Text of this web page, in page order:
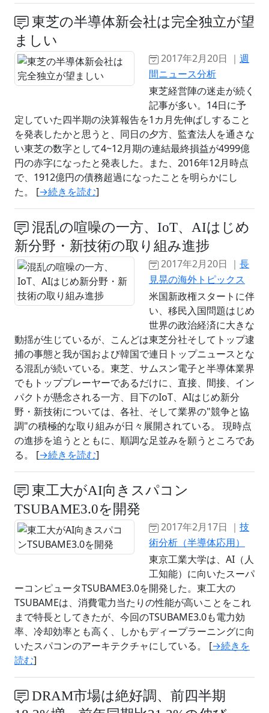
東芝の半導体新会社は完全独立が望
ましい
2017年2月20日 ｜ 週
間ニュース分析
東芝経営陣の迷走が続く
記事が多い。14日に予
定していた四半期の決算報告を1カ月先伸ばしすること
を発表したかと思うと、同日の夕方、監査法人を通さな
い東芝の数字として4~12月期の連結最終損益が4999億
円の赤字になったと発表した。また、2016年12月時点
で、1912億円の債務超過になったことを明らかにし
た。 [→続きを読む]
混乱の喧噪の一方、IoT、AIはじめ
新分野・新技術の取り組み進捗
2017年2月20日 ｜ 長
見晃の海外トピックス
米国新政権スタートに伴
い、移民入国問題はじめ
世界の政治経済に大きな
動揺が生じているが、こんどは東芝分社そしてトップ逮
捕の事態と我が国および韓国で連日トップニュースとな
る混乱が続いている。東芝、サムスン電子と半導体業界
でもトッププレーヤーであるだけに、直接、間接、イン
パクトが懸念される一方、目下のIoT、AIはじめ新分
野・新技術については、各社、そして業界の"競争と協
調"の積極的な取り組みが日々展開されている。 現時点
の進捗を追うとともに、順調な足並みを願うところであ
る。 [→続きを読む]
東工大がAI向きスパコン
TSUBAME3.0を開発
2017年2月17日 ｜ 技
術分析（半導体応用）
東京工業大学は、AI（人
工知能）に向いたスーパ
ーコンピュータTSUBAME3.0を開発した。東工大の
TSUBAMEは、消費電力当たりの性能が高いことをこれ
まで特長としてきたが、今回のTSUBAME3.0も電力効
率、冷却効率とも高く、しかもディープラーニングに向
いたスパコンのアーキテクチャにしている。 [→続きを
読む]
DRAM市場は絶好調、前四半期